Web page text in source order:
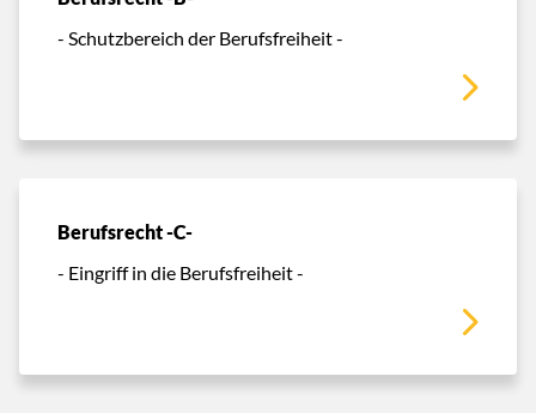
- Schutzbereich der Berufsfreiheit -
Berufsrecht -C-
- Eingriff in die Berufsfreiheit -